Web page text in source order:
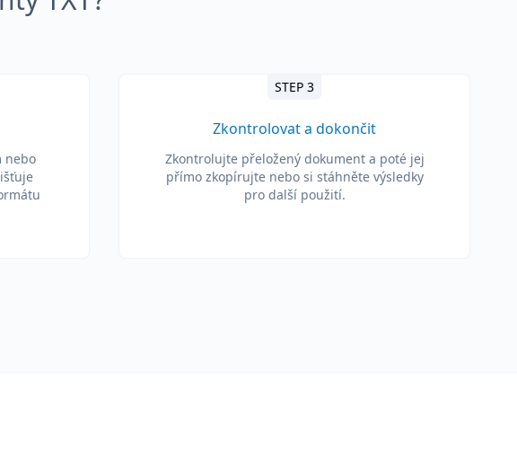
nebo
STEP 3
Zkontrolovat a dokončit
Zkontrolujte přeložený dokument a poté jej
přímo zkopírujte nebo si stáhněte výsledky
pro další použití.